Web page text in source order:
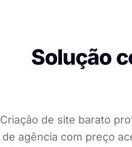
Solução
Criação de site barato
de agência com preço